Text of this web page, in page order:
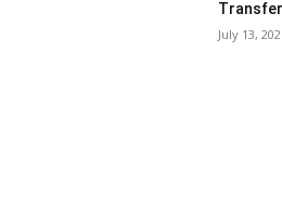
Transfer
July 13,